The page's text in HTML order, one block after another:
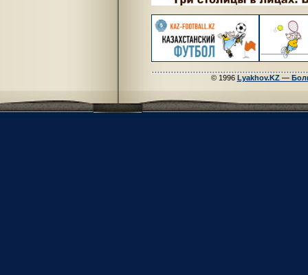
© 1996 Lyakhov.KZ —